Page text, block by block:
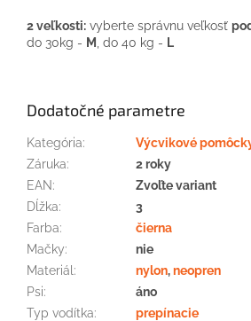
2 veľkosti: vyberte správnu veľkosť
do 30kg - M , do 40 kg - L
Dodatočné parametre
Kategória:
Výcvikové
Záruka:
2 roky
EAN:
Zvoľte variant
Dĺžka:
3
Farba:
čierna
Mačky:
nie
Materiál : nylon,neopren
Psi:
áno
Typ vodítka:
prepínacie